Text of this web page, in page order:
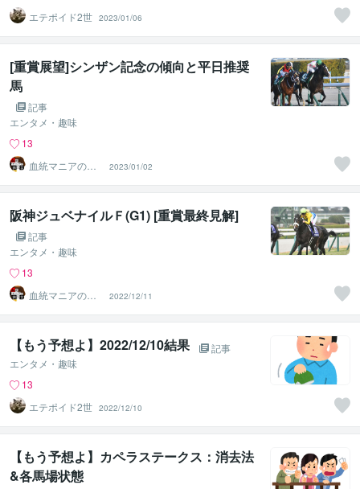
エテポイド2世 2023/01/06
[重賞展望]シンザン記念の傾向と平日推奨
馬
記事
エンタメ・趣味
13
血統マニアの独
り言
2023/01/02
阪神ジュベナイルＦ(G1) [重賞最終見解]
記事
エンタメ・趣味
13
血統マニアの独
り言
2022/12/11
【もう予想よ】2022/12/10結果
記事
エンタメ・趣味
13
エテポイド2世 2022/12/10
【もう予想よ】カペラステークス：消去法
&各馬場状態